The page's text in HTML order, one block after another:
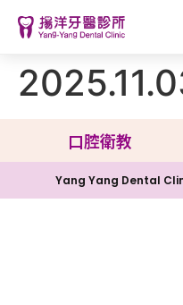
口腔衛教
Yang Yang Dental